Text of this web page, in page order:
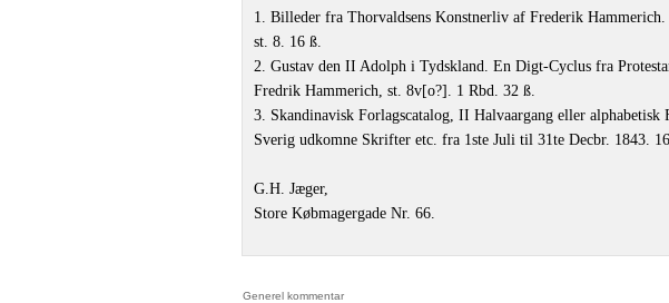
1. Billeder fra Thorvaldsens Konstnerliv af Frederik Hammerich.
st. 8. 16 ß.
2. Gustav den II Adolph i Tydskland. En Digt-Cyclus fra
Fredrik Hammerich, st. 8v[o?]. 1 Rbd. 32 ß.
3. Skandinavisk Forlagscatalog, II Halvaargang eller
Sverig udkomne Skrifter etc. fra 1ste Juli til 31te Decbr. 1843.
G.H. Jæger,
Store Købmagergade Nr. 66.
Generel kommentar